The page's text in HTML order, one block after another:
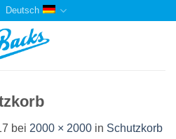
Deutsch
bei 2000 × 2000 in Schutzkorb